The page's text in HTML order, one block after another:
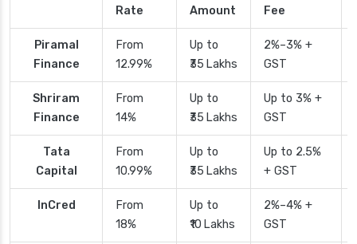
Rate
Amount
Fee
Piramal
Finance
From
12.99%
Up to
₹35 Lakhs
2%–3% +
GST
Shriram
Finance
From
14%
Up to
₹35 Lakhs
Up to 3% +
GST
Tata
Capital
From
10.99%
Up to
₹35 Lakhs
Up to 2.5%
+ GST
InCred
From
18%
Up to
₹10 Lakhs
2%–4% +
GST